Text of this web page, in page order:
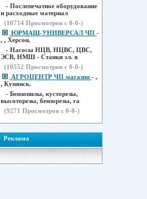
- Послепечатное оборудование
и расходные материал
(10714 Просмотров с 0-0-)
ЮРМАШ-УНИВЕРСАЛ ЧП -
, , Херсон.
- Насосы НЦВ, НЦВС, ЦВС,
ЭСВ, НМШ - Станки эл. в
(10552 Просмотров с 0-0-)
АГРОЦЕНТР ЧП магазин - ,
, Купянск.
- Бензопилы, кусторезы,
высоторезы, бензорезы, га
(9271 Просмотров с 0-0-)
Реклама